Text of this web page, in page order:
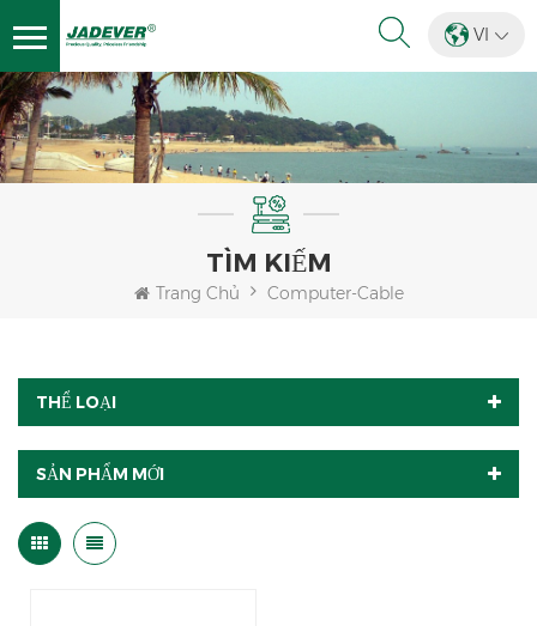
VI
TÌM KIẾM
Trang Chủ Computer-Cable
THỂ LOẠI
SẢN PHẨM MỚI